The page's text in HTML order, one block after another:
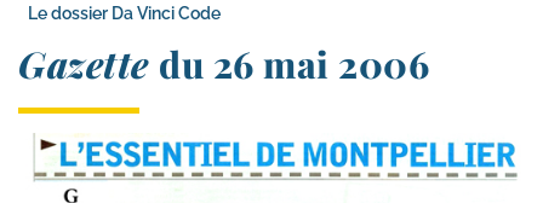
Le dossier Da Vinci Code
Gazette du 26 mai 2006